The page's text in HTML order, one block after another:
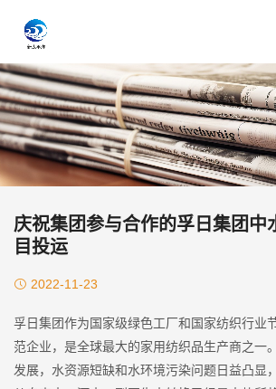
庆祝集团参与合作的孚日集团中
目投运
2022-11-23
孚日集团作为国家级绿色工厂和国家纺织行业
范企业，是全球最大的家用纺织品生产商之一
发展，水资源短缺和水环境污染问题日益凸显